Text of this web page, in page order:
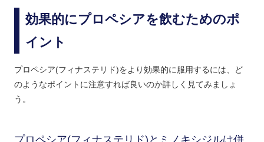
効果的にプロペシアを飲むためのポ
イント
プロペシア(フィナステリド)をより効果的に服用するには、ど
のようなポイントに注意すれば良いのか詳しく見てみましょ
う。